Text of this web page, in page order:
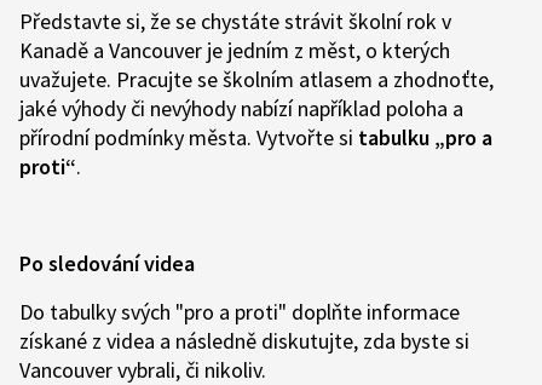
Představte si, že se chystáte strávit školní rok v
Kanadě a Vancouver je jedním z měst, o kterých
uvažujete. Pracujte se školním atlasem a zhodnoťte,
jaké výhody či nevýhody nabízí například poloha a
přírodní podmínky města. Vytvořte si tabulku „pro a
proti“.
Po sledování videa
Do tabulky svých "pro a proti" doplňte informace
získané z videa a následně diskutujte, zda byste si
Vancouver vybrali, či nikoliv.